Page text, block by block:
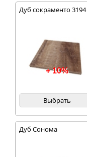
Дуб сокраменто 3194
+ 10%
Выбрать
Дуб Сонома